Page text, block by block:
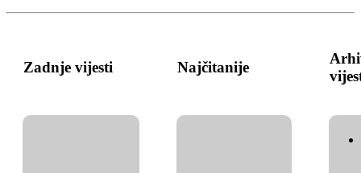
Zadnje vijesti Najčitanije